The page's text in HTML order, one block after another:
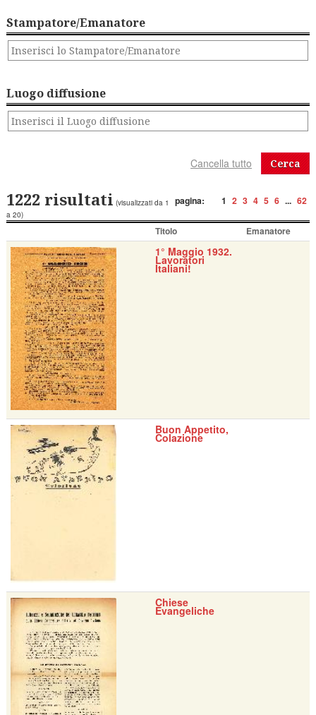
Stampatore/Emanatore
Luogo diffusione
Cerca
pagina: 1 2 3 4 5 6 ... 62
1222 risultati (visualizzati da 1
a 20)
Titolo Emanatore
1° Maggio 1932.
Lavoratori
Italiani!
Buon Appetito,
Colazione
Chiese
Evangeliche